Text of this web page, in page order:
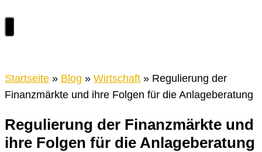
Startseite » Blog » Wirtschaft » Regulierung der
Finanzmärkte und ihre Folgen für die Anlageberatung
Regulierung der Finanzmärkte und
ihre Folgen für die Anlageberatung